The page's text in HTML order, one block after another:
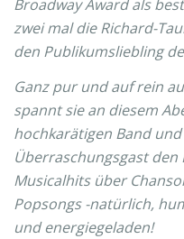
Broadway Award als
zwei mal die Richard-
den Publikumsliebling
Ganz pur und auf rein
spannt sie an diesem
hochkarätigen Band
Überraschungsgast den
Musicalhits über
Popsongs -natürlich,
und energiegeladen!